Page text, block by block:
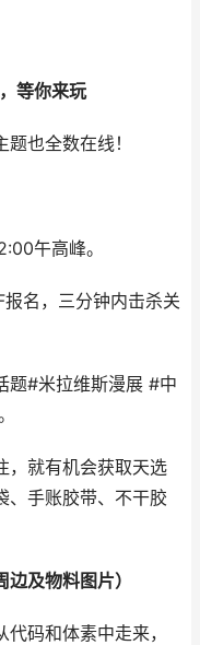
等你来玩
也全数在线！
午高峰。
报名，三分钟内击杀关
题#米拉维斯漫展 #中
，就有机会获取天选
、手账胶带、不干胶
及物料图片）
码和体素中走来，